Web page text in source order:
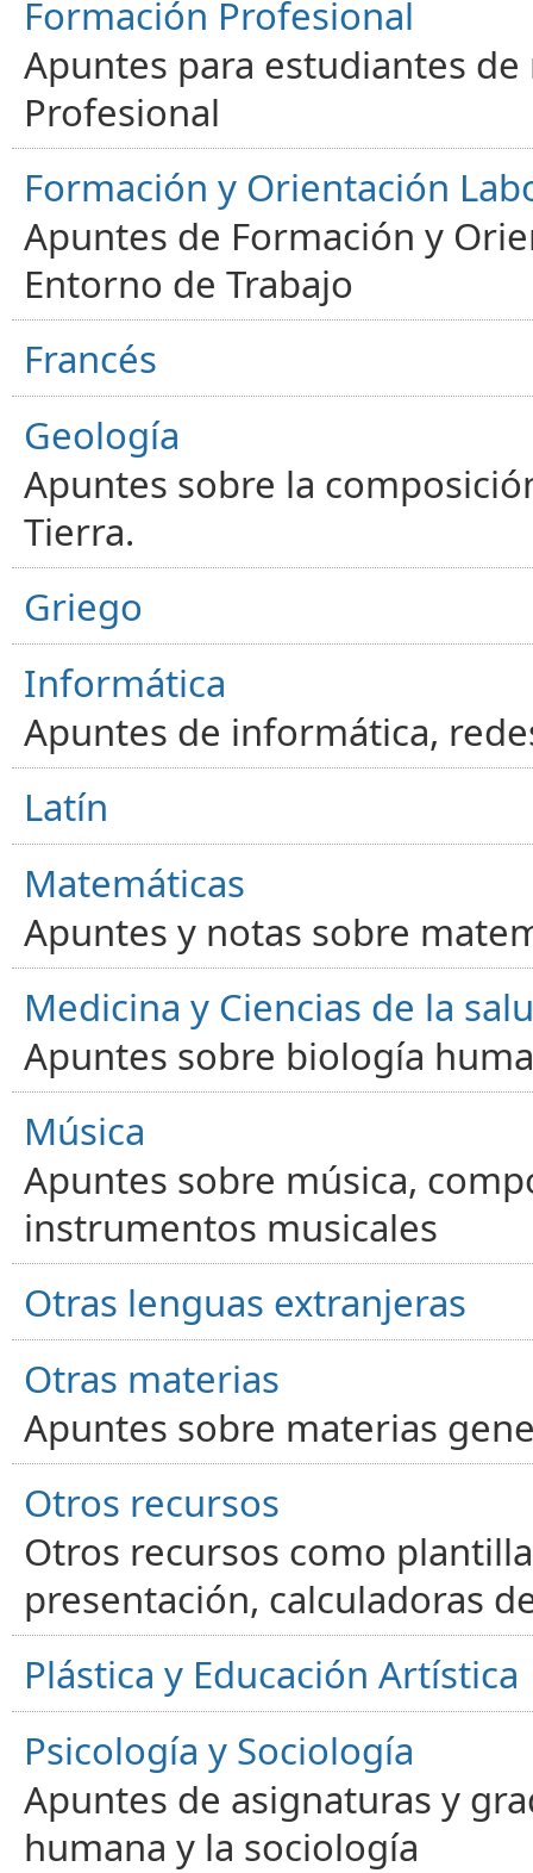
Formación Profesional
Apuntes para estudiantes
Profesional
Formación y Orientación
Apuntes de Formación y
Entorno de Trabajo
Francés
Geología
Apuntes sobre la
Tierra.
Griego
Informática
Apuntes de informática,
Latín
Matemáticas
Apuntes y notas sobre
Medicina y Ciencias de la
Apuntes sobre biología
Música
Apuntes sobre música,
instrumentos musicales
Otras lenguas extranjeras
Otras materias
Apuntes sobre materias
Otros recursos
Otros recursos como
presentación, calculadoras
Plástica y Educación Artística
Psicología y Sociología
Apuntes de asignaturas y
humana y la sociología